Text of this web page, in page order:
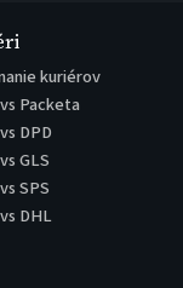
kuriérov
Packeta
DPD
GLS
SPS
DHL